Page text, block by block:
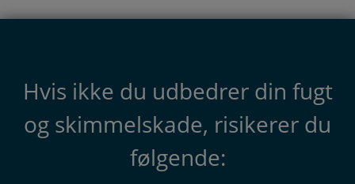
Hvis ikke du udbedrer din fugt
og skimmelskade, risikerer du
følgende: